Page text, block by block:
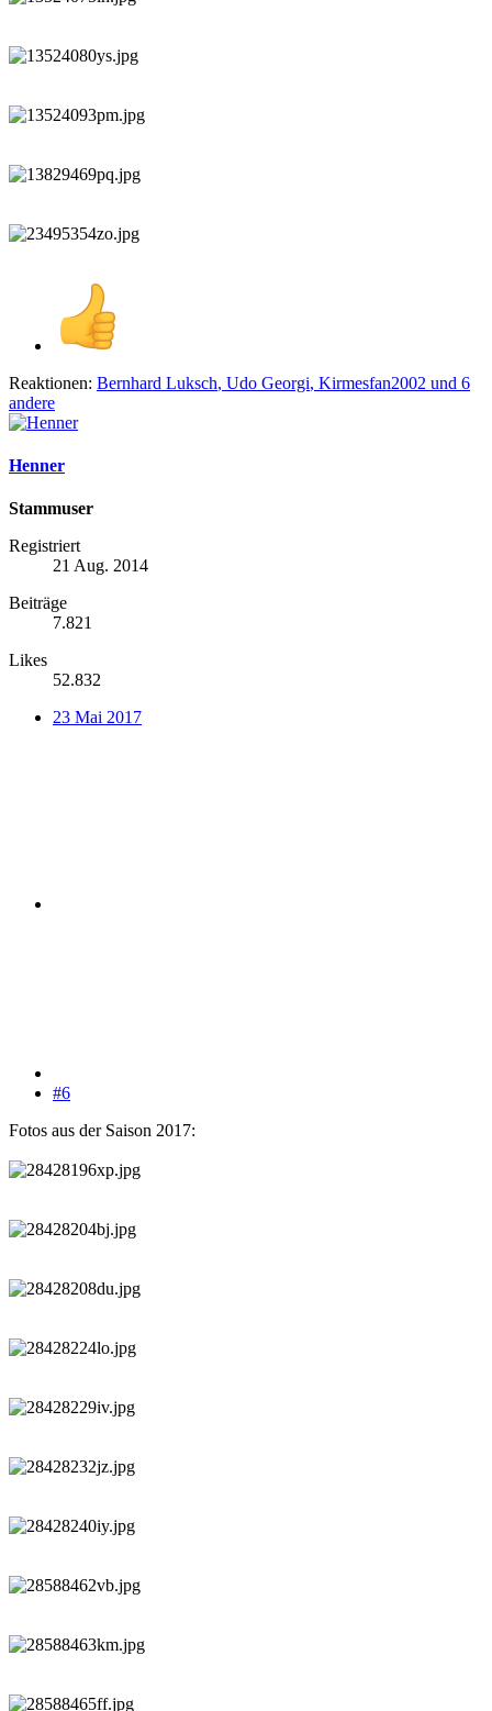
Reaktionen: Bernhard Luksch, Udo Georgi, Kirmesfan2002 und 6
andere
Henner
Stammuser
Registriert
21 Aug. 2014
Beiträge
7.821
Likes
52.832
23 Mai 2017
#6
Fotos aus der Saison 2017: